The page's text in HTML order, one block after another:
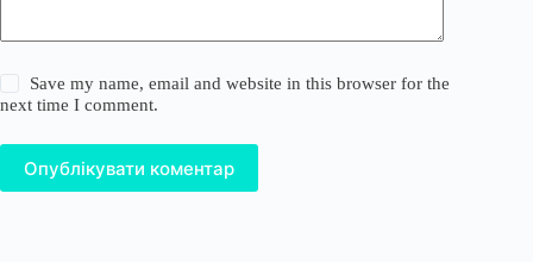
Save my name, email and website in this browser for the
next time I comment.
Опублікувати коментар